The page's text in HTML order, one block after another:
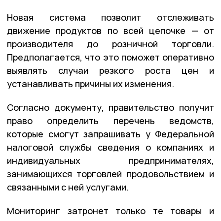
Новая система позволит отслеживать
движение продуктов по всей цепочке — от
производителя до розничной торговли.
Предполагается, что это поможет оперативно
выявлять случаи резкого роста цен и
устанавливать причины их изменения.
Согласно документу, правительство получит
право определить перечень ведомств,
которые смогут запрашивать у Федеральной
налоговой службы сведения о компаниях и
индивидуальных предпринимателях,
занимающихся торговлей продовольствием и
связанными с ней услугами.
Мониторинг затронет только те товары и